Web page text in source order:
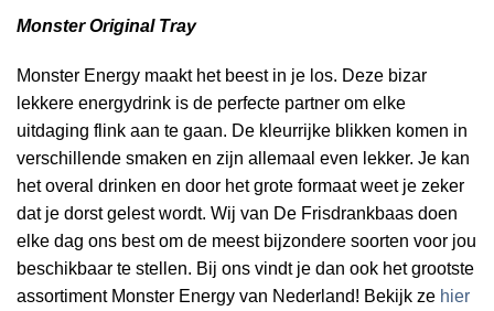
Monster Original Tray
Monster Energy maakt het beest in je los. Deze bizar
lekkere energydrink is de perfecte partner om elke
uitdaging flink aan te gaan. De kleurrijke blikken komen in
verschillende smaken en zijn allemaal even lekker. Je kan
het overal drinken en door het grote formaat weet je zeker
dat je dorst gelest wordt. Wij van De Frisdrankbaas doen
elke dag ons best om de meest bijzondere soorten voor jou
beschikbaar te stellen. Bij ons vindt je dan ook het grootste
assortiment Monster Energy van Nederland! Bekijk ze hier